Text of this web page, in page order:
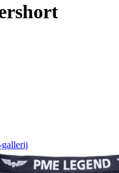
gallerij